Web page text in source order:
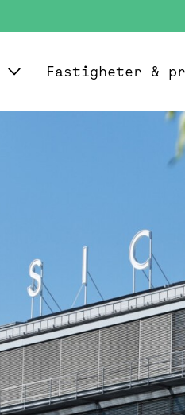
Fastigheter &